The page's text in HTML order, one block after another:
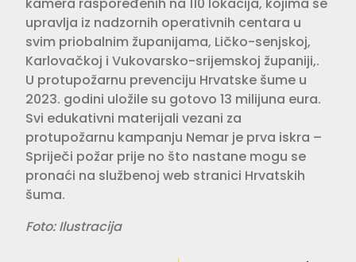
kamera raspoređenih na 110 lokacija, kojima se
upravlja iz nadzornih operativnih centara u
svim priobalnim županijama, Ličko-senjskoj,
Karlovačkoj i Vukovarsko-srijemskoj županiji,.
U protupožarnu prevenciju Hrvatske šume u
2023. godini uložile su gotovo 13 milijuna eura.
Svi edukativni materijali vezani za
protupožarnu kampanju Nemar je prva iskra –
Spriječi požar prije no što nastane mogu se
pronaći na službenoj web stranici Hrvatskih
šuma.
Foto: Ilustracija